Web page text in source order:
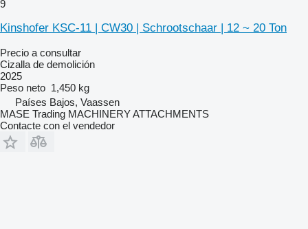
9
Kinshofer KSC-11 | CW30 | Schrootschaar | 12 ~ 20 Ton
Precio a consultar
Cizalla de demolición
2025
Peso neto 1,450 kg
Países Bajos, Vaassen
MASE Trading MACHINERY ATTACHMENTS
Contacte con el vendedor